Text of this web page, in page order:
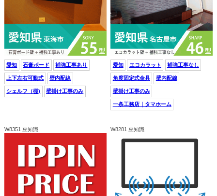
愛知 石膏ボード 補強工事あり
上下左右可動式 壁内配線
シェルフ（棚) 壁掛け工事のみ
愛知 エコカラット 補強工事なし
角度固定式金具 壁内配線
壁掛け工事のみ
一条工務店｜タマホーム
W8351 豆知識 W8281 豆知識